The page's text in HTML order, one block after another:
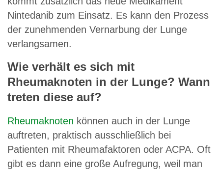
Nintedanib zum Einsatz. Es kann den Prozess
der zunehmenden Vernarbung der Lunge
verlangsamen.
Wie verhält es sich mit
Rheumaknoten in der Lunge? Wann
treten diese auf?
Rheumaknoten können auch in der Lunge
auftreten, praktisch ausschließlich bei
Patienten mit Rheumafaktoren oder ACPA. Oft
gibt es dann eine große Aufregung, weil man